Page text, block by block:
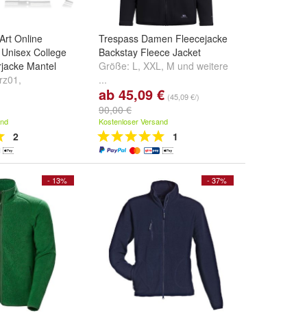
Online
College
Mantel
,
2
Trespass Damen Fleecejacke
Backstay Fleece Jacket
Größe: L, XXL, M und weitere
...
ab 45,09 € (45,09 €/)
90,00 €
Kostenloser Versand
1
- 13% - 37%